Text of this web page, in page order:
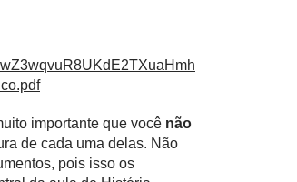
importante que você não
de cada uma delas. Não
pois isso os